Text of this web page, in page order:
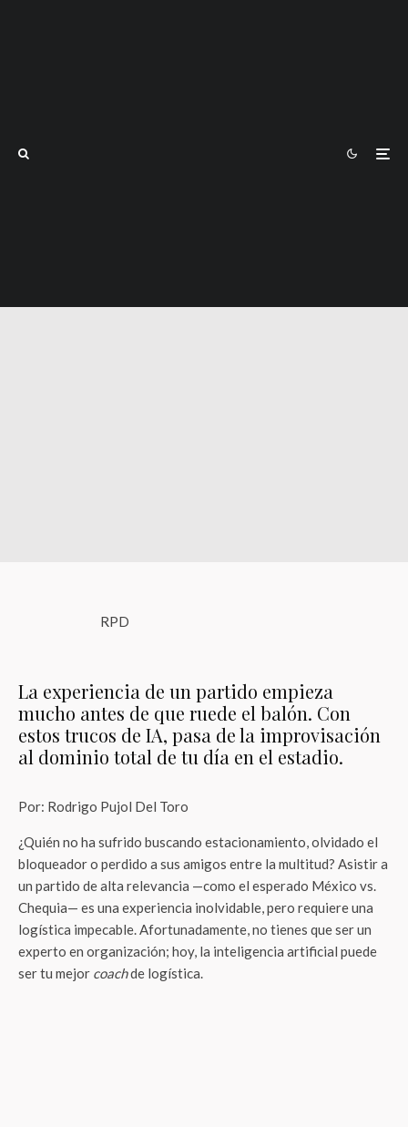
RPD
La experiencia de un partido empieza
mucho antes de que ruede el balón. Con
estos trucos de IA, pasa de la improvisación
al dominio total de tu día en el estadio.
Por: Rodrigo Pujol Del Toro
¿Quién no ha sufrido buscando estacionamiento, olvidado el
bloqueador o perdido a sus amigos entre la multitud? Asistir a
un partido de alta relevancia —como el esperado México vs.
Chequia— es una experiencia inolvidable, pero requiere una
logística impecable. Afortunadamente, no tienes que ser un
experto en organización; hoy, la inteligencia artificial puede
ser tu mejor coachde logística.